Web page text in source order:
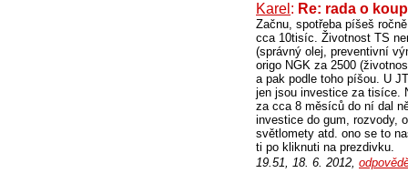
Karel : Re: rada o
Začnu, spotřeba píšeš
cca 10tisíc. Životnost TS
(správný olej, preventivní
origo NGK za 2500
a pak podle toho píšou. U
jen jsou investice za tisíce.
za cca 8 měsíců do ní dal
investice do gum, rozvody,
světlomety atd. ono se to
ti po kliknuti na prezdivku.
19.51, 18. 6. 2012,